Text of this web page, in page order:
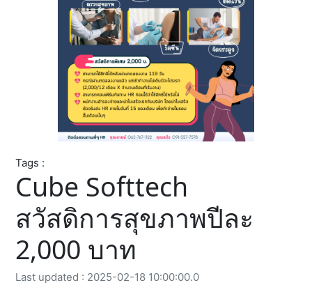
Tags :
Cube Softtech
สวัสดิการสุขภาพปีละ
2,000 บาท
Last updated : 2025-02-18 10:00:00.0